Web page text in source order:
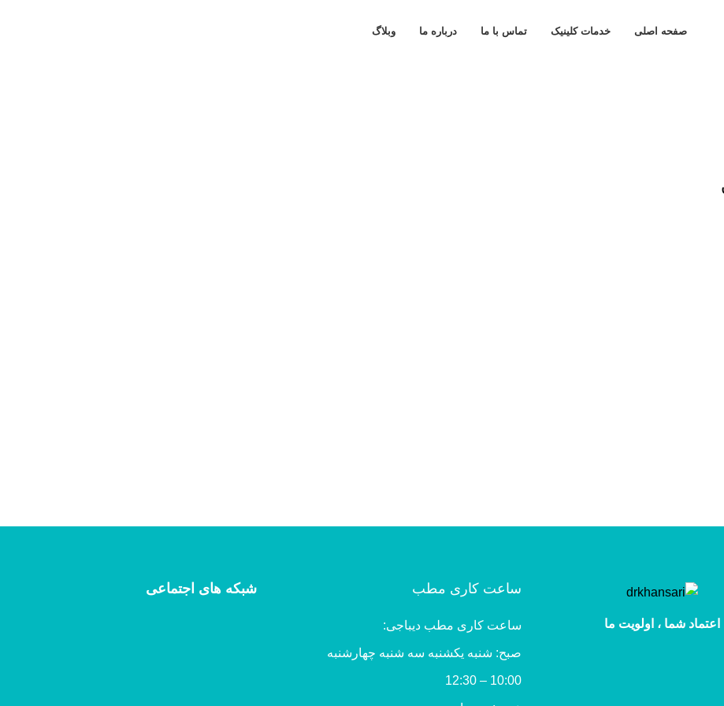
صفحه اصلی خدمات کلینیک تماس با ما درباره ما وبلاگ
اعتماد شما ، اولویت ما
ساعت کاری مطب
ساعت کاری مطب دیباجی:
صبح: شنبه یکشنبه سه شنبه چهارشنبه
10:00 – 12:30
شبکه های اجتماعی